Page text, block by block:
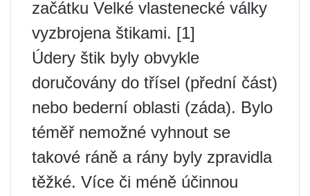
začátku Velké vlastenecké války
vyzbrojena štikami. [1]
Údery štik byly obvykle
doručovány do třísel (přední část)
nebo bederní oblasti (záda). Bylo
téměř nemožné vyhnout se
takové ráně a rány byly zpravidla
těžké. Více či méně účinnou